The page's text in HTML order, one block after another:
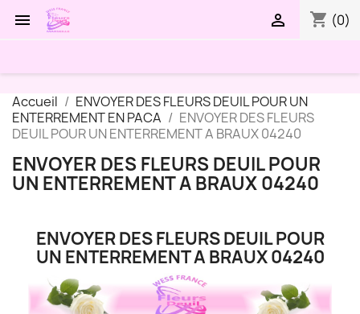
 shopping_cart (0)

Accueil
ENVOYER DES FLEURS DEUIL POUR UN
ENTERREMENT EN PACA
ENVOYER DES FLEURS
DEUIL POUR UN ENTERREMENT A BRAUX 04240
ENVOYER DES FLEURS DEUIL POUR
UN ENTERREMENT A BRAUX 04240
ENVOYER DES FLEURS DEUIL POUR
UN ENTERREMENT A BRAUX 04240